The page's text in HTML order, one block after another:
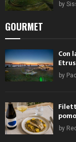
by
GOURMET
Con
by
by